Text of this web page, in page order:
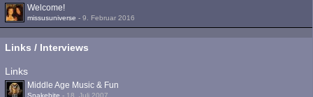
Welcome!
missusuniverse - 9. Februar 2016
Links / Interviews
Links
Middle Age Music & Fun
Snakebite - 18. Juli 2007